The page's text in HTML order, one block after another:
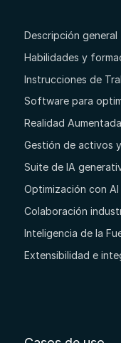
Descripción general
Habilidades y
Instrucciones de
Software para
Realidad
Gestión de activos
Suite de IA
Optimización con
Colaboración
Inteligencia de la
Extensibilidad e